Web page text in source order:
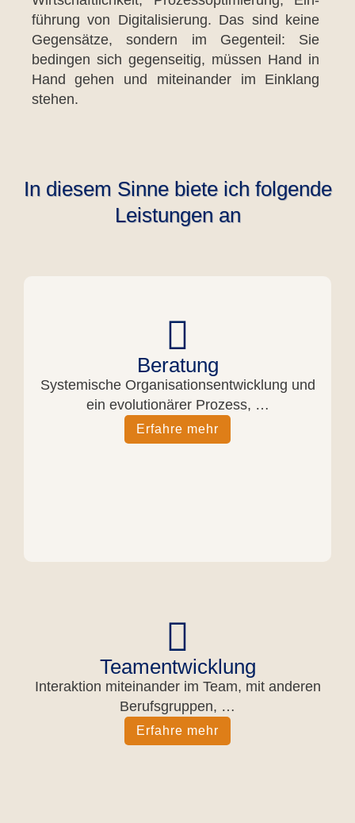
füh­rung von Digi­ta­li­sie­rung. Das sind kei­ne
Gegen­sät­ze, son­dern im Gegen­teil: Sie
bedin­gen sich gegen­sei­tig, müs­sen Hand in
Hand gehen und mit­ein­an­der im Ein­klang
ste­hen.
In diesem Sinne biete ich folgende
Leistungen an
Beratung
Sys­te­mi­sche Orga­ni­sa­ti­ons­ent­wick­lung und
ein evo­lu­tio­nä­rer Pro­zess, …
Erfah­re mehr
Teamentwicklung
Inter­ak­ti­on mit­ein­an­der im Team, mit ande­ren
Berufs­grup­pen, …
Erfah­re mehr